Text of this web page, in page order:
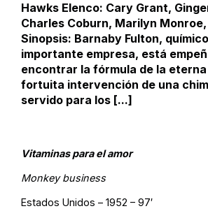
Hawks Elenco: Cary Grant,
Charles Coburn, Marilyn
Sinopsis: Barnaby Fulton,
importante empresa, está
encontrar la fórmula de la
fortuita intervención de una
servido para los [...]
Vitaminas para el amor
Monkey business
Estados Unidos – 1952 – 97′